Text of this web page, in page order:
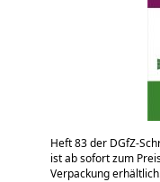
Heft 83 der DGfZ-
ist ab sofort zum
Verpackung